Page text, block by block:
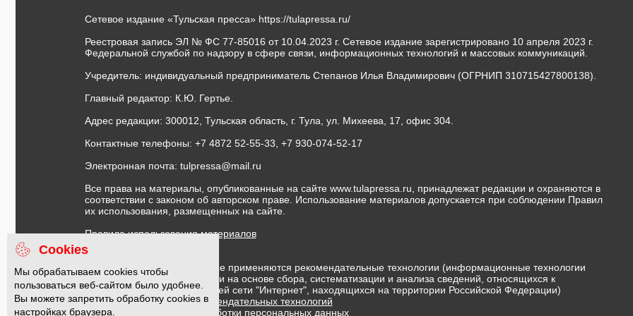
Сетевое издание «Тульская пресса» https://tulapressa.ru/
Реестровая запись ЭЛ № ФС 77-85016 от 10.04.2023 г. Сетевое издание зарегистрировано 10 апреля 2023 г.
Федеральной службой по надзору в сфере связи, информационных технологий и массовых коммуникаций.
Учредитель: индивидуальный предприниматель Степанов Илья Владимирович (ОГРНИП 310715427800138).
Главный редактор: К.Ю. Гертье.
Адрес редакции: 300012, Тульская область, г. Тула, ул. Михеева, 17, офис 304.
Контактные телефоны: +7 4872 52-55-33, +7 930-074-52-17
Электронная почта: tulpressa@mail.ru
Все права на материалы, опубликованные на сайте www.tulapressa.ru, принадлежат редакции и охраняются в
соответствии с законом об авторском праве. Использование материалов допускается при соблюдении Правил
их использования, размещенных на сайте.
Правила использования материалов
Договор публичной оферты
На информационном ресурсе применяются рекомендательные технологии (информационные технологии
предоставления информации на основе сбора, систематизации и анализа сведений, относящихся к
предпочтениям пользователей сети "Интернет", находящихся на территории Российской Федерации)
Правила применения рекомендательных технологий
Политика в отношении обработки персональных данных
Cookies
Мы обрабатываем cookies чтобы
пользоваться веб-сайтом было удобнее.
Вы можете запретить обработку cookies в
настройках браузера.